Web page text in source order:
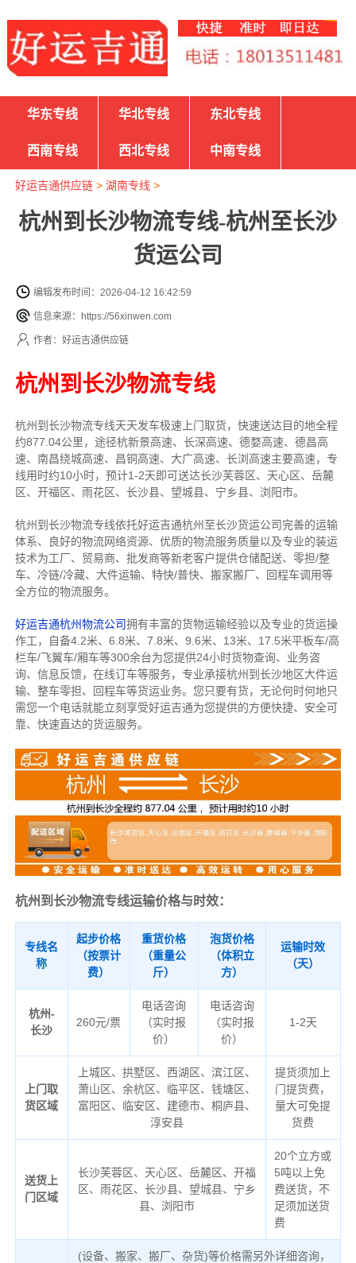
华东专线 华北专线 东北专线
西南专线 西北专线 中南专线
好运吉通供应链> 湖南专线 >
杭州到长沙物流专线-杭州至长沙
货运公司
编辑发布时间：2026-04-12 16:42:59
信息来源：https://56xinwen.com
作者：好运吉通供应链
杭州到长沙物流专线
杭州到长沙物流专线天天发车极速上门取货，快速送达目的地全程
约877.04公里，途径杭新景高速、长深高速、德婺高速、德昌高
速、南昌绕城高速、昌铜高速、大广高速、长浏高速主要高速，专
线用时约10小时，预计1-2天即可送达长沙芙蓉区、天心区、岳麓
区、开福区、雨花区、长沙县、望城县、宁乡县、浏阳市。
杭州到长沙物流专线依托好运吉通杭州至长沙货运公司完善的运输
体系、良好的物流网络资源、优质的物流服务质量以及专业的装运
技术为工厂、贸易商、批发商等新老客户提供仓储配送、零担/整
车、冷链/冷藏、大件运输、特快/普快、搬家搬厂、回程车调用等
全方位的物流服务。
好运吉通杭州物流公司拥有丰富的货物运输经验以及专业的货运操
作工，自备4.2米、6.8米、7.8米、9.6米、13米、17.5米平板车/高
栏车/飞翼车/厢车等300余台为您提供24小时货物查询、业务咨
询、信息反馈，在线订车等服务， 专业承接杭州到长沙地区大件运
输、整车零担、回程车等货运业务。 您只要有货，无论何时何地只
需您一个电话就能立刻享受好运吉通为您提供的方便快捷、安全可
靠、快速直达的货运服务。
杭州到长沙物流专线运输价格与时效：
专线名
称
起步价格
（按票计
费）
重货价格
（重量公
斤）
泡货价格
（体积立
方）
运输时效
（天）
杭州-
长沙
260元/票
电话咨询
（实时报
价）
电话咨询
（实时报
价）
1-2天
上门取
货区域
上城区、拱墅区、西湖区、滨江区、
萧山区、余杭区、临平区、钱塘区、
富阳区、临安区、建德市、桐庐县、
淳安县
提货须加上
门提货费，
量大可免提
货费
送货上
门区域
长沙芙蓉区、天心区、岳麓区、开福
区、雨花区、长沙县、望城县、宁乡
县、浏阳市
20个立方或
5吨以上免
费送货，不
足须加送货
费
(设备、搬家、搬厂、杂货)等价格需另外详细咨询，